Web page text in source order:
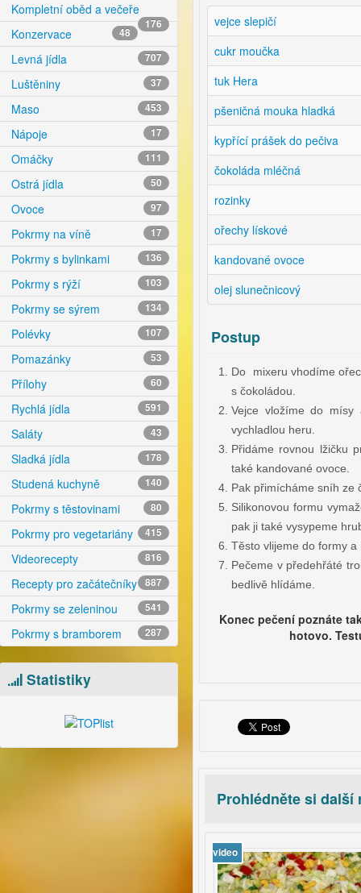
Kompletní oběd a večeře
176
Konzervace 48
Levná jídla 707
Luštěniny 37
Maso 453
Nápoje 17
Omáčky 111
Ostrá jídla 50
Ovoce 97
Pokrmy na víně 17
Pokrmy s bylinkami 136
Pokrmy s rýží 103
Pokrmy se sýrem 134
Polévky 107
Pomazánky 53
Přílohy 60
Rychlá jídla 591
Saláty 43
Sladká jídla 178
Studená kuchyně 140
Pokrmy s těstovinami 80
Pokrmy pro vegetariány 415
Videorecepty 816
Recepty pro začátečníky 887
Pokrmy se zeleninou 541
Pokrmy s bramborem 287
Statistiky
vejce slepičí
cukr moučka
tuk Hera
pšeničná mouka hladká
kypřící prášek do pečiva
čokoláda mléčná
rozinky
ořechy lískové
kandované ovoce
olej slunečnicový
Postup
Do mixeru vhodíme
s čokoládou.
Vejce vložíme do mísy
vychladlou heru.
Přidáme rovnou lžičku
také kandované ovoce.
Pak přimícháme sníh ze
Silikonovou formu
pak ji také vysypeme
Těsto vlijeme do formy
Pečeme v předehřáté
bedlivě hlídáme.
Konec pečení poznáte
hotovo.
Prohlédněte si další